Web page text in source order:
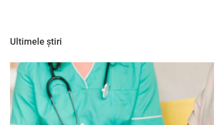
Ultimele știri